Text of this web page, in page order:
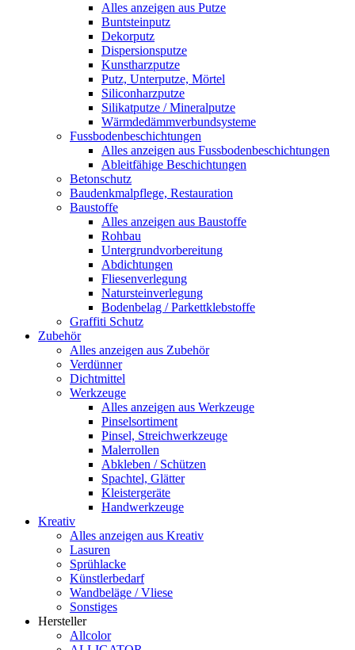
Alles anzeigen aus Putze
Buntsteinputz
Dekorputz
Dispersionsputze
Kunstharzputze
Putz, Unterputze, Mörtel
Siliconharzputze
Silikatputze / Mineralputze
Wärmdedämmverbundsysteme
Fussbodenbeschichtungen
Alles anzeigen aus Fussbodenbeschichtungen
Ableitfähige Beschichtungen
Betonschutz
Baudenkmalpflege, Restauration
Baustoffe
Alles anzeigen aus Baustoffe
Rohbau
Untergrundvorbereitung
Abdichtungen
Fliesenverlegung
Natursteinverlegung
Bodenbelag / Parkettklebstoffe
Graffiti Schutz
Zubehör
Alles anzeigen aus Zubehör
Verdünner
Dichtmittel
Werkzeuge
Alles anzeigen aus Werkzeuge
Pinselsortiment
Pinsel, Streichwerkzeuge
Malerrollen
Abkleben / Schützen
Spachtel, Glätter
Kleistergeräte
Handwerkzeuge
Kreativ
Alles anzeigen aus Kreativ
Lasuren
Sprühlacke
Künstlerbedarf
Wandbeläge / Vliese
Sonstiges
Hersteller
Allcolor